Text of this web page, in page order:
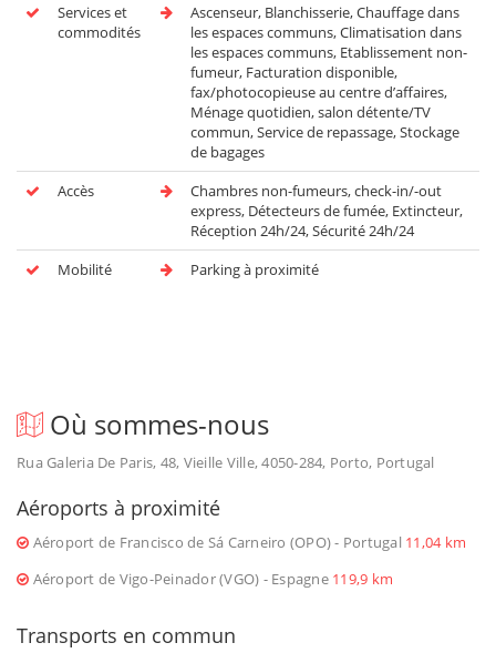
Services et
commodités
Ascenseur, Blanchisserie, Chauffage dans
les espaces communs, Climatisation dans
les espaces communs, Etablissement non-
fumeur, Facturation disponible,
fax/photocopieuse au centre d’affaires,
Ménage quotidien, salon détente/TV
commun, Service de repassage, Stockage
de bagages
Accès
Chambres non-fumeurs, check-in/-out
express, Détecteurs de fumée, Extincteur,
Réception 24h/24, Sécurité 24h/24
Mobilité
Parking à proximité
Où sommes-nous
Rua Galeria De Paris, 48, Vieille Ville, 4050-284, Porto, Portugal
Aéroports à proximité
Aéroport de Francisco de Sá Carneiro (OPO) - Portugal 11,04 km
Aéroport de Vigo-Peinador (VGO) - Espagne 119,9 km
Transports en commun